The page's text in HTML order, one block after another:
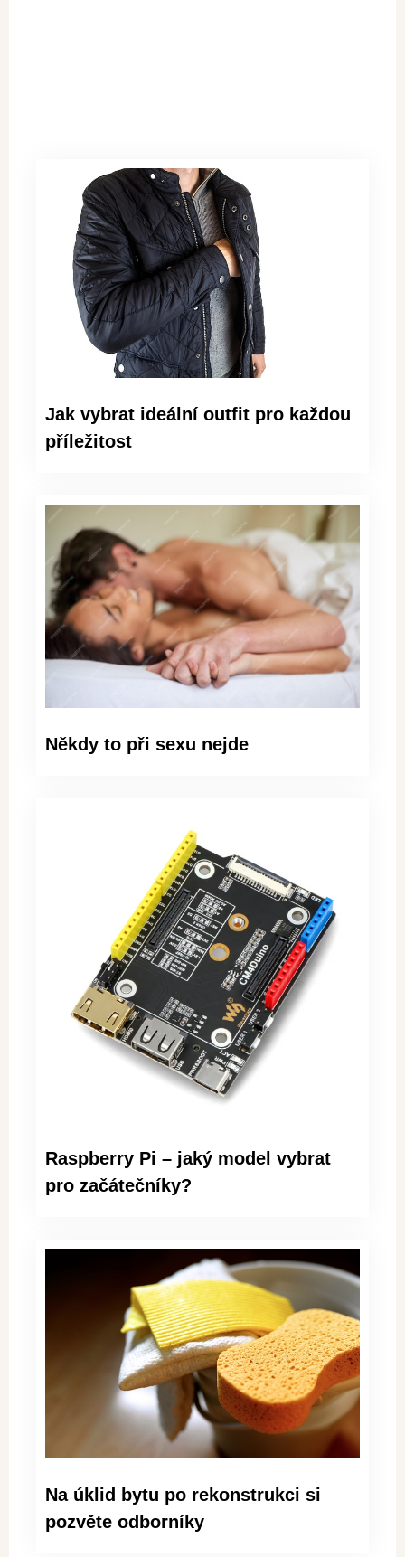
Jak vybrat ideální outfit pro každou
příležitost
Někdy to při sexu nejde
Raspberry Pi – jaký model vybrat
pro začátečníky?
Na úklid bytu po rekonstrukci si
pozvěte odborníky